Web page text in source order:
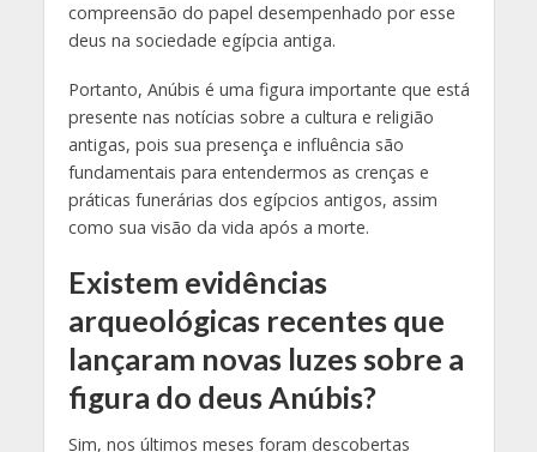
compreensão do papel desempenhado por esse
deus na sociedade egípcia antiga.
Portanto, Anúbis é uma figura importante que está
presente nas notícias sobre a cultura e religião
antigas, pois sua presença e influência são
fundamentais para entendermos as crenças e
práticas funerárias dos egípcios antigos, assim
como sua visão da vida após a morte.
Existem evidências
arqueológicas recentes que
lançaram novas luzes sobre a
figura do deus Anúbis?
Sim, nos últimos meses foram descobertas